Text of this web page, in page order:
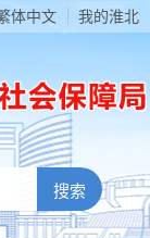
体中文 我的淮北